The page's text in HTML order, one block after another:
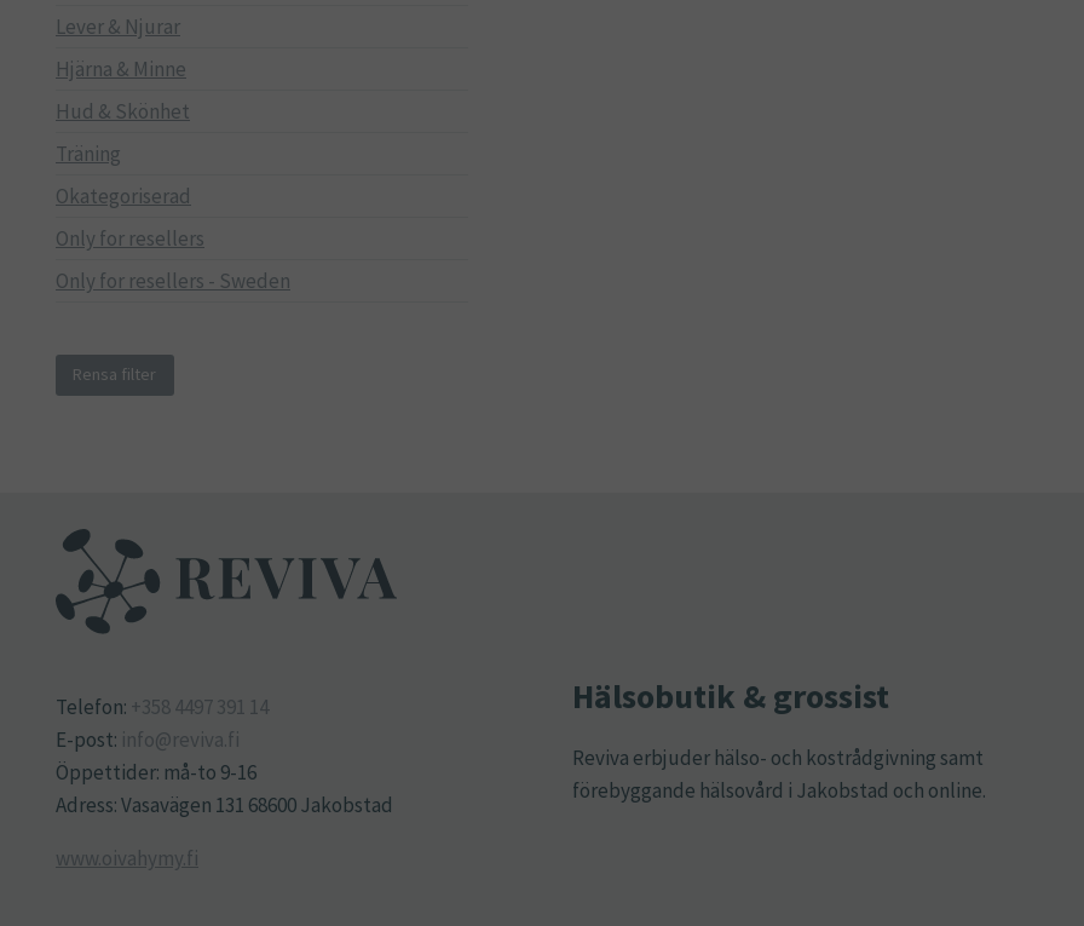
Lever & Njurar
Hjärna & Minne
Hud & Skönhet
Träning
Okategoriserad
Only for resellers
Only for resellers - Sweden
Rensa filter
Telefon: +358 4497 391 14
E-post: info@reviva.fi
Öppettider: må-to 9-16
Adress: Vasavägen 131 68600 Jakobstad
www.oivahymy.fi
Hälsobutik & grossist
Reviva erbjuder hälso- och kostrådgivning samt
förebyggande hälsovård i Jakobstad och online.